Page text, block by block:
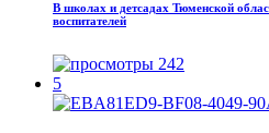
В школах и детсадах Тюменской
воспитателей
242
5